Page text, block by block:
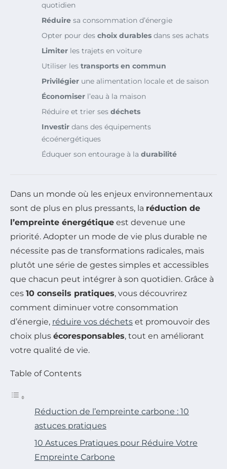
quotidien
Réduire sa consommation d’énergie
Opter pour des choix durables dans ses achats
Limiter les trajets en voiture
Utiliser les transports en commun
Privilégier une alimentation locale et de saison
Économiser l’eau à la maison
Réduire et trier ses déchets
Investir dans des équipements
écoénergétiques
Éduquer son entourage à la durabilité
Dans un monde où les enjeux environnementaux
sont de plus en plus pressants, la réduction de
l’empreinte énergétique est devenue une
priorité. Adopter un mode de vie plus durable ne
nécessite pas de transformations radicales, mais
plutôt une série de gestes simples et accessibles
que chacun peut intégrer à son quotidien. Grâce à
ces 10 conseils pratiques, vous découvrirez
comment diminuer votre consommation
d’énergie, réduire vos déchets et promouvoir des
choix plus écoresponsables, tout en améliorant
votre qualité de vie.
Table of Contents
Réduction de l’empreinte carbone : 10
astuces pratiques
10 Astuces Pratiques pour Réduire Votre
Empreinte Carbone